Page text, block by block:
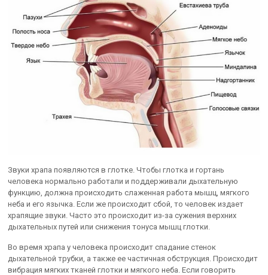
Звуки храпа появляются в глотке. Чтобы глотка и гортань
человека нормально работали и поддерживали дыхательную
функцию, должна происходить слаженная работа мышц, мягкого
неба и его язычка. Если же происходит сбой, то человек издает
храпящие звуки. Часто это происходит из-за сужения верхних
дыхательных путей или снижения тонуса мышц глотки.
Во время храпа у человека происходит спадание стенок
дыхательной трубки, а также ее частичная обструкция. Происходит
вибрация мягких тканей глотки и мягкого неба. Если говорить